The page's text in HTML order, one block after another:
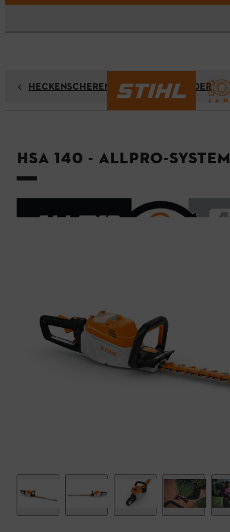
HECKENSCHEREN / HECKENSCHNEIDER
HSA 140 - ALLPRO-System